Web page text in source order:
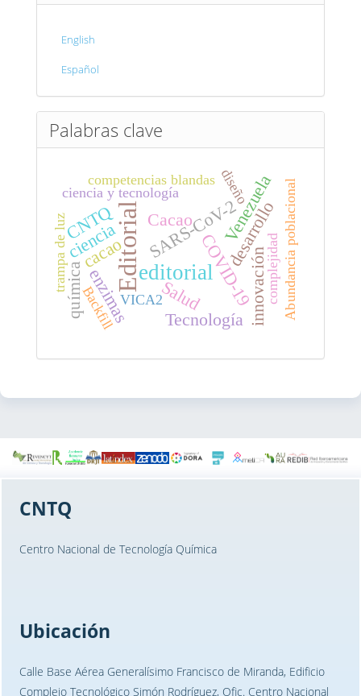
English
Español
Palabras clave
Editorialeditorial
Cacao
COVID-19
SARS-CoV-2desarrollo
innovación
cacao
enzimas
ciencia
química
Venezuela
Salud
CNTQ
Tecnología
ciencia y tecnología
competencias blandas
complejidad
VICA2 Abundancia poblacional
diseño
trampa de luz
Backfill
CNTQ
Centro Nacional de Tecnología Química
Ubicación
Calle Base Aérea Generalísimo Francisco de Miranda, Edificio
Complejo Tecnológico Simón Rodríguez, Ofic. Centro Nacional